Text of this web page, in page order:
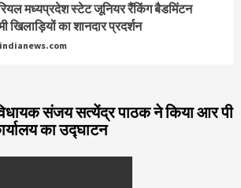
मध्यप्रदेश स्टेट जूनियर रैंकिंग बैडमिंटन
खिलाड़ियों का शानदार प्रदर्शन
विधायक संजय सत्येंद्र पाठक ने किया आर पी
का उद्घाटन